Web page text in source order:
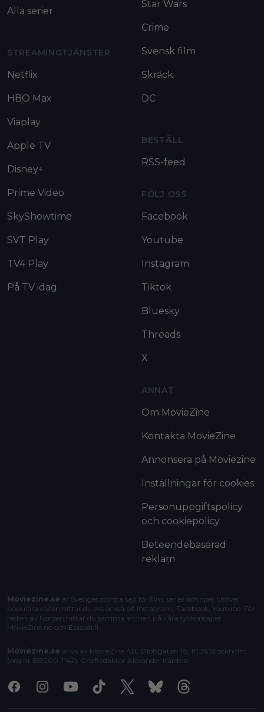
Alla serier
STREAMINGTJÄNSTER
Netflix
HBO Max
Viaplay
Apple TV
Disney+
Prime Video
SkyShowtime
SVT Play
TV4 Play
På TV idag
Star Wars
Crime
Svensk film
Skräck
DC
BESTÄLL
RSS-feed
FÖLJ OSS
Facebook
Youtube
Instagram
Tiktok
Bluesky
Threads
X
ANNAT
Om MovieZine
Kontakta MovieZine
Annonsera på Moviezine
Inställningar för cookies
Personuppgiftspolicy
och cookiepolicy
Beteendebaserad
reklam
Moviezine.se är Sveriges största sajt för film, serier och spel. Utöver
populära sajten hittar du oss också på Instagram, Facebook, Youtube. För
resten av Norden hittar du samma ämnen på våra syskonsajter
MovieZine.no och Episodi.fi
Moviezine.se drivs av MovieZine AB, Olofsgatan 18, 111 36 Stockholm
(org.nr 559200-1142). Chefredaktör Alexander Kardelo
FacebookInstagramYoutubeTiktok X BlueskyThreads